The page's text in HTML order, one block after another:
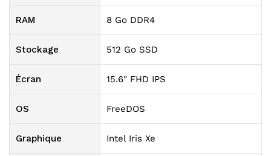
RAM 8 Go DDR4
Stockage 512 Go SSD
Écran 15.6" FHD IPS
OS FreeDOS
Graphique Intel Iris Xe